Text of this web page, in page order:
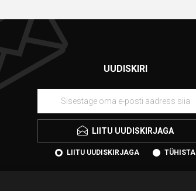
UUDISKIRI
LIITU UUDISKIRJAGA
LIITU UUDISKIRJAGA TÜHISTA